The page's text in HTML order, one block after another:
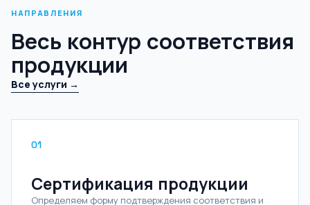
НАПРАВЛЕНИЯ
Весь контур соответствия
продукции
Все услуги →
01
Сертификация продукции
Определяем форму подтверждения соответствия и